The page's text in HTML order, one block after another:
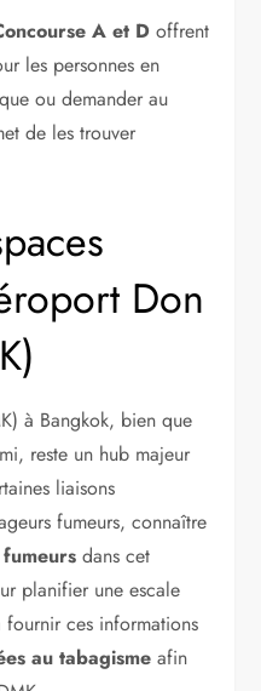
A et D offrent
les personnes en
ou demander au
de les trouver
Don
à Bangkok, bien que
reste un hub majeur
liaisons
fumeurs, connaître
dans cet
planifier une escale
ces informations
au tabagisme afin